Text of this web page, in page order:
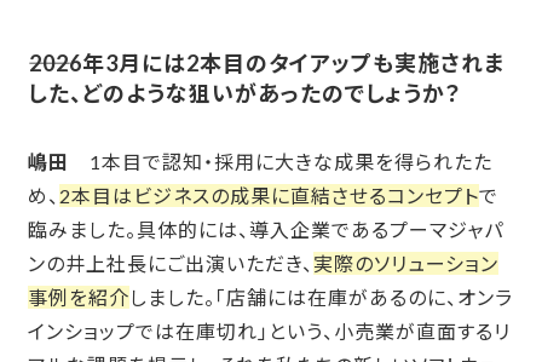
――2026年3月には2本目のタイアップも実施されま
した、どのような狙いがあったのでしょうか？
嶋田 1本目で認知・採用に大きな成果を得られたた
め、 2本目はビジネスの成果に直結させるコンセプトで
臨みました。具体的には、導入企業であるプーマジャパ
ンの井上社長にご出演いただき、 実際のソリューション
事例を紹介しました。「店舗には在庫があるのに、オンラ
インショップでは在庫切れ」という、小売業が直面するリ